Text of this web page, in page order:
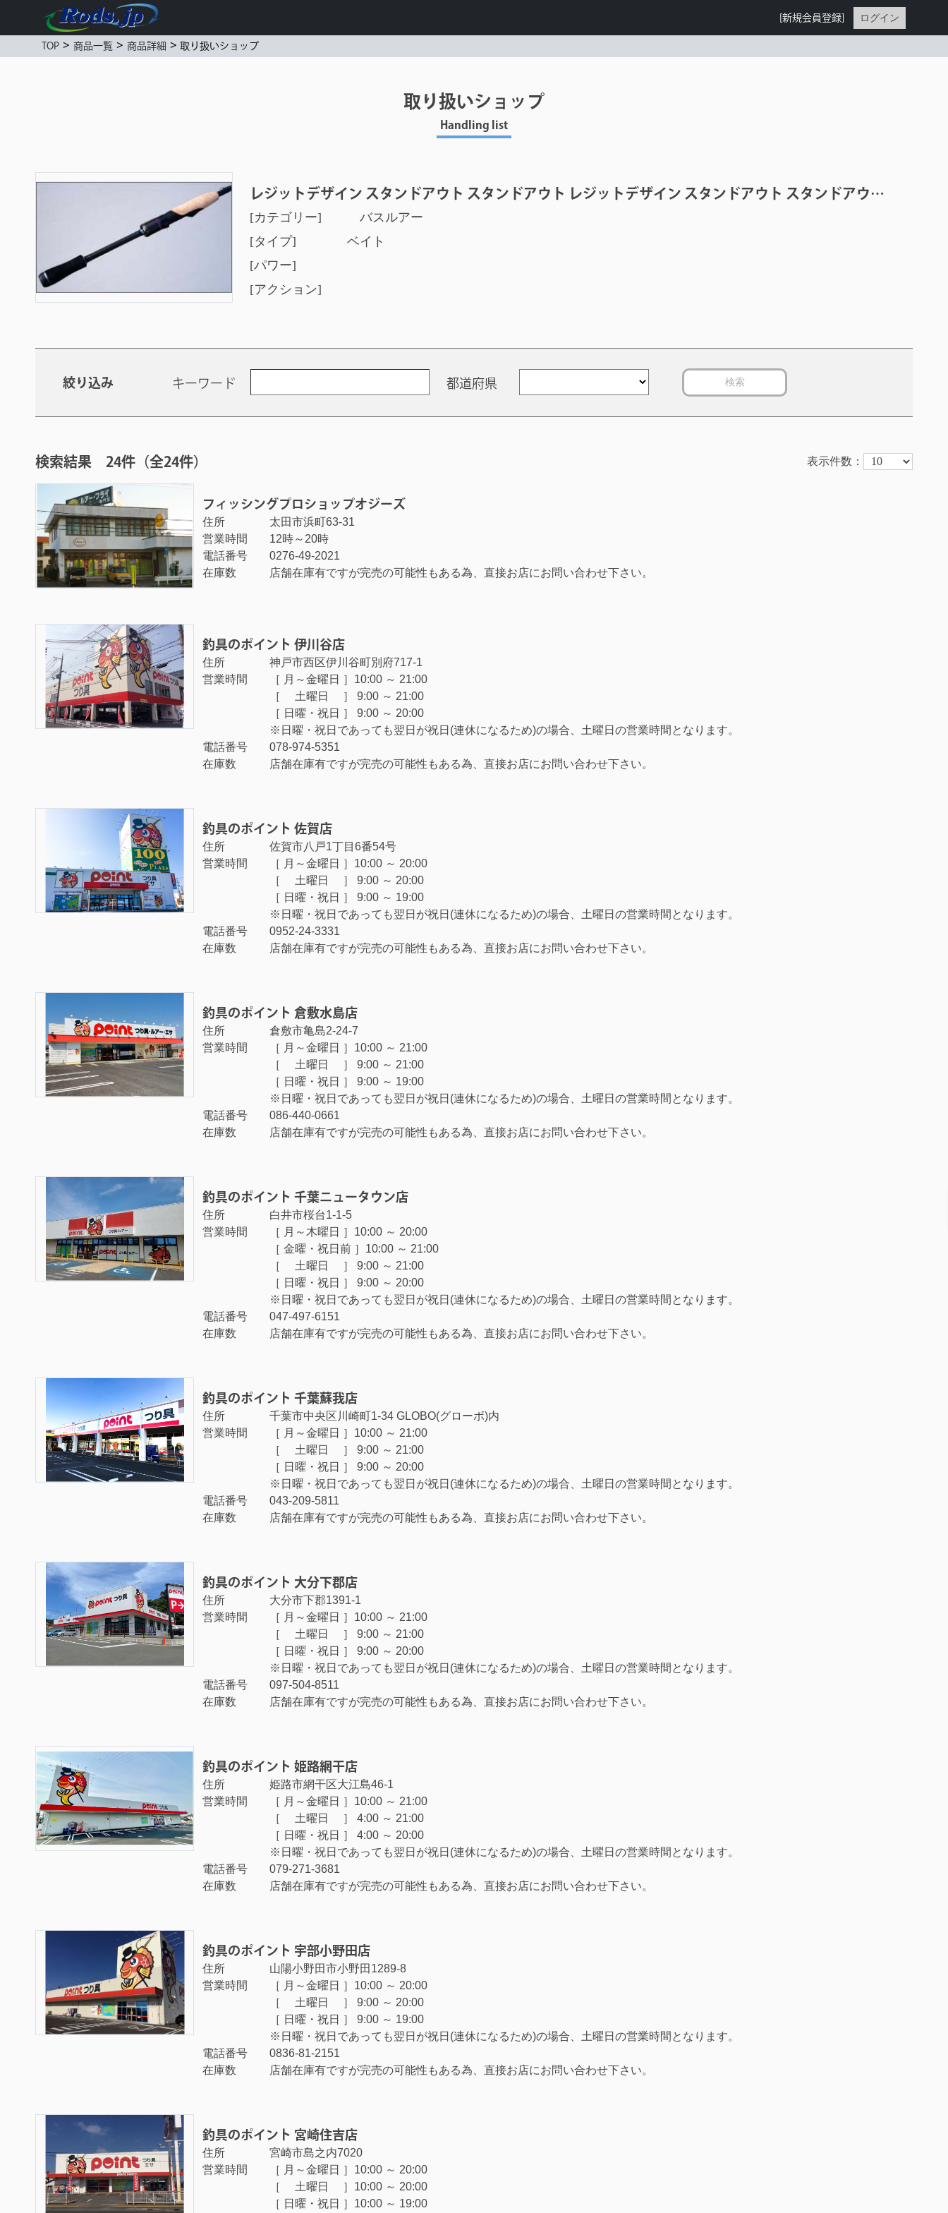
[新規会員登録] ログイン
TOP > 商品一覧 > 商品詳細 > 取り扱いショップ
取り扱いショップ
Handling list
レジットデザイン スタンドアウト スタンドアウト レジットデザイン スタンドアウト スタンドアウト
SOC65L+ -2
[カテゴリー] バスルアー
[タイプ] ベイト
[パワー]
[アクション]
絞り込み キーワード 都道府県 検索
検索結果 24件（全24件） 表示件数：
フィッシングプロショップオジーズ
住所
太田市浜町63-31
営業時間
12時～20時
電話番号
0276-49-2021
在庫数
店舗在庫有ですが完売の可能性もある為、直接お店にお問い合わせ下さい。
釣具のポイント 伊川谷店
住所
神戸市西区伊川谷町別府717-1
営業時間
［ 月～金曜日 ］10:00 ～ 21:00
［ 土曜日 ］ 9:00 ～ 21:00
［ 日曜・祝日 ］ 9:00 ～ 20:00
※日曜・祝日であっても翌日が祝日(連休になるため)の場合、土曜日の営業時間となります。
電話番号
078-974-5351
在庫数
店舗在庫有ですが完売の可能性もある為、直接お店にお問い合わせ下さい。
釣具のポイント 佐賀店
住所
佐賀市八戸1丁目6番54号
営業時間
［ 月～金曜日 ］10:00 ～ 20:00
［ 土曜日 ］ 9:00 ～ 20:00
［ 日曜・祝日 ］ 9:00 ～ 19:00
※日曜・祝日であっても翌日が祝日(連休になるため)の場合、土曜日の営業時間となります。
電話番号
0952-24-3331
在庫数
店舗在庫有ですが完売の可能性もある為、直接お店にお問い合わせ下さい。
釣具のポイント 倉敷水島店
住所
倉敷市亀島2-24-7
営業時間
［ 月～金曜日 ］10:00 ～ 21:00
［ 土曜日 ］ 9:00 ～ 21:00
［ 日曜・祝日 ］ 9:00 ～ 19:00
※日曜・祝日であっても翌日が祝日(連休になるため)の場合、土曜日の営業時間となります。
電話番号
086-440-0661
在庫数
店舗在庫有ですが完売の可能性もある為、直接お店にお問い合わせ下さい。
釣具のポイント 千葉ニュータウン店
住所
白井市桜台1-1-5
営業時間
［ 月～木曜日 ］10:00 ～ 20:00
［ 金曜・祝日前 ］10:00 ～ 21:00
［ 土曜日 ］ 9:00 ～ 21:00
［ 日曜・祝日 ］ 9:00 ～ 20:00
※日曜・祝日であっても翌日が祝日(連休になるため)の場合、土曜日の営業時間となります。
電話番号
047-497-6151
在庫数
店舗在庫有ですが完売の可能性もある為、直接お店にお問い合わせ下さい。
釣具のポイント 千葉蘇我店
住所
千葉市中央区川崎町1-34 GLOBO(グローボ)内
営業時間
［ 月～金曜日 ］10:00 ～ 21:00
［ 土曜日 ］ 9:00 ～ 21:00
［ 日曜・祝日 ］ 9:00 ～ 20:00
※日曜・祝日であっても翌日が祝日(連休になるため)の場合、土曜日の営業時間となります。
電話番号
043-209-5811
在庫数
店舗在庫有ですが完売の可能性もある為、直接お店にお問い合わせ下さい。
釣具のポイント 大分下郡店
住所
大分市下郡1391-1
営業時間
［ 月～金曜日 ］10:00 ～ 21:00
［ 土曜日 ］ 9:00 ～ 21:00
［ 日曜・祝日 ］ 9:00 ～ 20:00
※日曜・祝日であっても翌日が祝日(連休になるため)の場合、土曜日の営業時間となります。
電話番号
097-504-8511
在庫数
店舗在庫有ですが完売の可能性もある為、直接お店にお問い合わせ下さい。
釣具のポイント 姫路網干店
住所
姫路市網干区大江島46-1
営業時間
［ 月～金曜日 ］10:00 ～ 21:00
［ 土曜日 ］ 4:00 ～ 21:00
［ 日曜・祝日 ］ 4:00 ～ 20:00
※日曜・祝日であっても翌日が祝日(連休になるため)の場合、土曜日の営業時間となります。
電話番号
079-271-3681
在庫数
店舗在庫有ですが完売の可能性もある為、直接お店にお問い合わせ下さい。
釣具のポイント 宇部小野田店
住所
山陽小野田市小野田1289-8
営業時間
［ 月～金曜日 ］10:00 ～ 20:00
［ 土曜日 ］ 9:00 ～ 20:00
［ 日曜・祝日 ］ 9:00 ～ 19:00
※日曜・祝日であっても翌日が祝日(連休になるため)の場合、土曜日の営業時間となります。
電話番号
0836-81-2151
在庫数
店舗在庫有ですが完売の可能性もある為、直接お店にお問い合わせ下さい。
釣具のポイント 宮崎住吉店
住所
宮崎市島之内7020
営業時間
［ 月～金曜日 ］10:00 ～ 20:00
［ 土曜日 ］10:00 ～ 20:00
［ 日曜・祝日 ］10:00 ～ 19:00